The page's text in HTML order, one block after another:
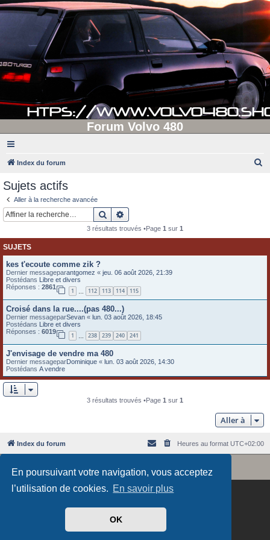
En poursuivant votre navigation, vous acceptez
l’utilisation de cookies. En savoir plus
OK
Forum Volvo 480
Index du forum
Sujets actifs
Aller à la recherche avancée
Rechercher
3 résultats trouvés •Page 1 sur 1
SUJETS
kes t'ecoute comme zik ?
Dernier messageparantgomez « jeu. 06 août 2026, 21:39
Postédans Libre et divers
Réponses : 2861
1 112 113 114 115
Croisé dans la rue....(pas 480...)
Dernier messageparSevan « lun. 03 août 2026, 18:45
Postédans Libre et divers
Réponses : 6019
1 238 239 240 241
J'envisage de vendre ma 480
Dernier messageparDominique « lun. 03 août 2026, 14:30
Postédans A vendre
3 résultats trouvés •Page 1 sur 1
Aller à
Index du forum Heures au format UTC+02:00
Traduit parphpBB-fr.com